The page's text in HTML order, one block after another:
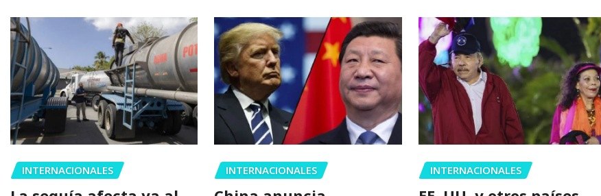
INTERNACIONALES INTERNACIONALES INTERNACIONALES